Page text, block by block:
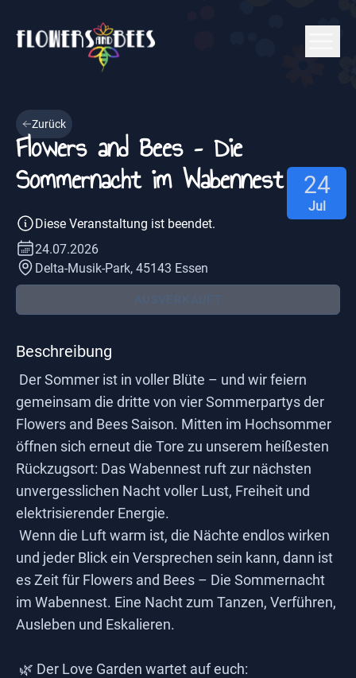
Zurück
24
Jul
Flowers and Bees – Die
Sommernacht im Wabennest
Diese Veranstaltung ist beendet.
24.07.2026
Delta-Musik-Park, 45143 Essen
Beschreibung
Der Sommer ist in voller Blüte – und wir feiern
gemeinsam die dritte von vier Sommerpartys der
Flowers and Bees Saison. Mitten im Hochsommer
öffnen sich erneut die Tore zu unserem heißesten
Rückzugsort: Das Wabennest ruft zur nächsten
unvergesslichen Nacht voller Lust, Freiheit und
elektrisierender Energie.
Wenn die Luft warm ist, die Nächte endlos wirken
und jeder Blick ein Versprechen sein kann, dann ist
es Zeit für Flowers and Bees – Die Sommernacht
im Wabennest. Eine Nacht zum Tanzen, Verführen,
Ausleben und Eskalieren.
🌿 Der Love Garden wartet auf euch: